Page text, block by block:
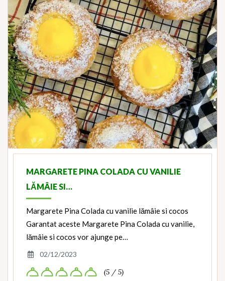
MARGARETE PINA COLADA CU VANILIE
LĂMÂIE SI…
Margarete Pina Colada cu vanilie lămâie si cocos
Garantat aceste Margarete Pina Colada cu vanilie,
lămâie si cocos vor ajunge pe…
02/12/2023
(5 / 5)